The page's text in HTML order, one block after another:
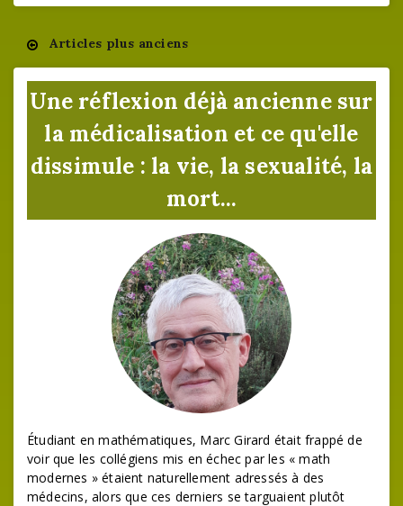
Navigation
des
articles
Articles plus anciens
Une réflexion déjà ancienne sur
la médicalisation et ce qu'elle
dissimule : la vie, la sexualité, la
mort...
Étudiant en mathématiques, Marc Girard était frappé de
voir que les collégiens mis en échec par les « math
modernes » étaient naturellement adressés à des
médecins, alors que ces derniers se targuaient plutôt